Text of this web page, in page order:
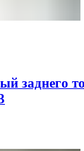
заднего